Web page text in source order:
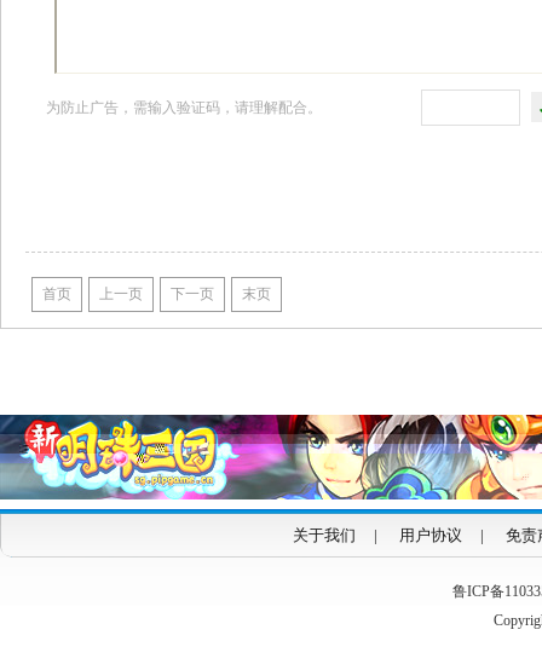
为防止广告，需输入验证码，请理解配合。
首页 上一页 下一页 末页
关于我们 | 用户协议 | 免责
鲁ICP备